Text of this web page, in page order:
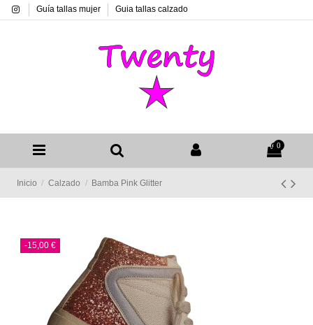
Guía tallas mujer Guia tallas calzado
0
Inicio Calzado Bamba Pink Glitter
-15,00 €